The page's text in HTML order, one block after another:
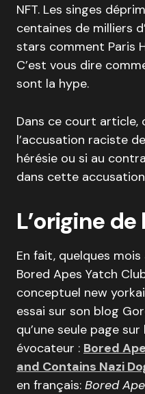
NFT. Les singes
centaines de milliers
stars comment Paris
C’est vous dire
sont la hype.
Dans ce court article,
l’accusation raciste
hérésie ou si au
dans cette
L’origine
En fait, quelques
Bored Apes Yatch
conceptuel new
essai sur son blog
qu’une seule page
évocateur : Bored
and Contains Nazi
en français: Bored